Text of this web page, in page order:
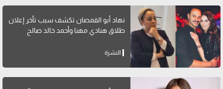
نهاد أبو القمصان تكشف سبب تأخر إعلان
طلاق هنادي مهنا وأحمد خالد صالح
النشرة